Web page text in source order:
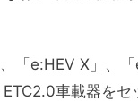
「e:HEV X」、
車載器を